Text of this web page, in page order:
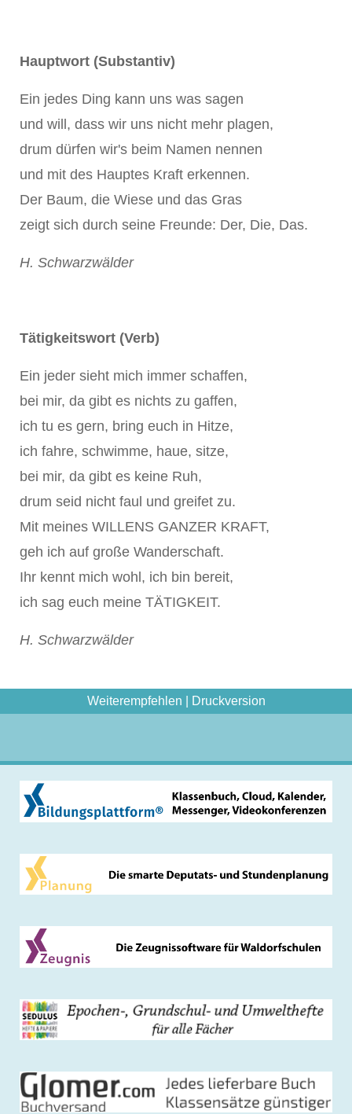
Hauptwort (Substantiv)
Ein jedes Ding kann uns was sagen
und will, dass wir uns nicht mehr plagen,
drum dürfen wir's beim Namen nennen
und mit des Hauptes Kraft erkennen.
Der Baum, die Wiese und das Gras
zeigt sich durch seine Freunde: Der, Die, Das.
H. Schwarzwälder
Tätigkeitswort (Verb)
Ein jeder sieht mich immer schaffen,
bei mir, da gibt es nichts zu gaffen,
ich tu es gern, bring euch in Hitze,
ich fahre, schwimme, haue, sitze,
bei mir, da gibt es keine Ruh,
drum seid nicht faul und greifet zu.
Mit meines WILLENS GANZER KRAFT,
geh ich auf große Wanderschaft.
Ihr kennt mich wohl, ich bin bereit,
ich sag euch meine TÄTIGKEIT.
H. Schwarzwälder
Weiterempfehlen Druckversion